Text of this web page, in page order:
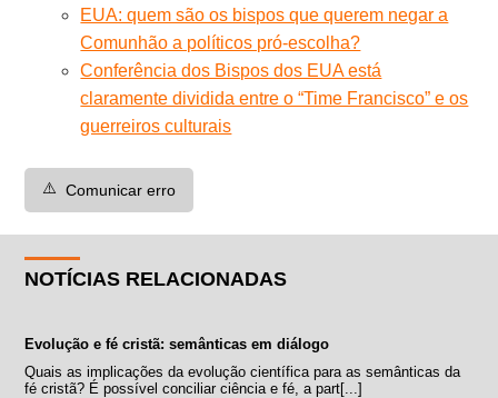
EUA: quem são os bispos que querem negar a
Comunhão a políticos pró-escolha?
Conferência dos Bispos dos EUA está
claramente dividida entre o “Time Francisco” e os
guerreiros culturais
⚠️ Comunicar erro
NOTÍCIAS RELACIONADAS
Evolução e fé cristã: semânticas em diálogo
Quais as implicações da evolução científica para as semânticas da
fé cristã? É possível conciliar ciência e fé, a part[...]